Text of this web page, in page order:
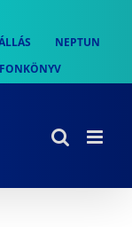
NEPTUN